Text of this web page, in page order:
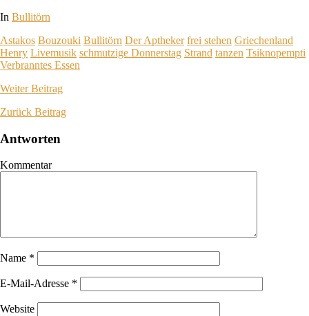
In Bullitörn
Astakos Bouzouki Bullitörn Der Aptheker frei stehen Griechenland
Henry Livemusik schmutzige Donnerstag Strand tanzen Tsiknopempti
Verbranntes Essen
WeiterBeitrag
Zurück Beitrag
Antworten
Kommentar
Name *
E-Mail-Adresse *
Website